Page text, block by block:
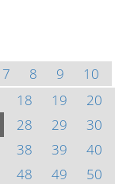
7 8 9
10
18 19
20
28 29
30
38 39
40
48 49
50